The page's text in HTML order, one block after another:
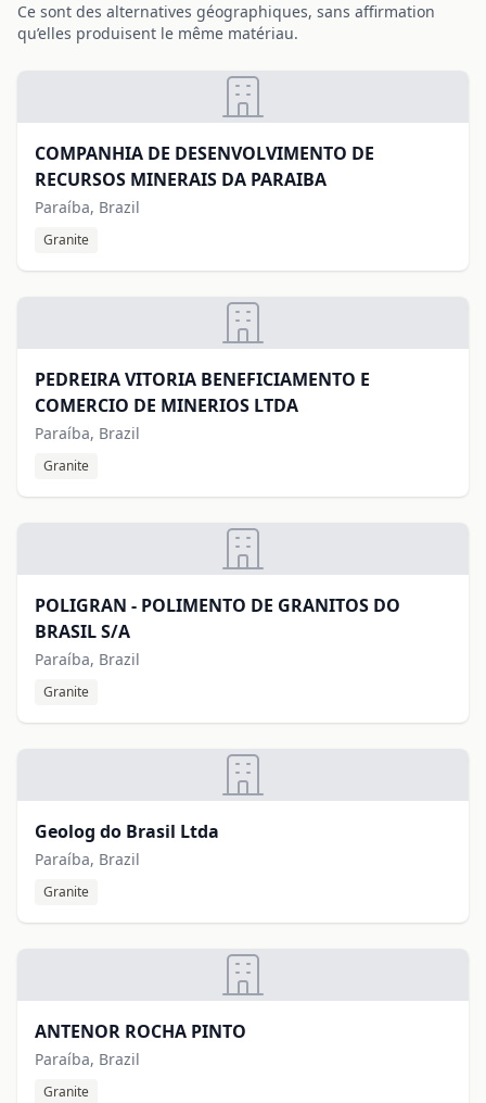
Ce sont des alternatives géographiques, sans affirmation
qu’elles produisent le même matériau.
COMPANHIA DE DESENVOLVIMENTO DE
RECURSOS MINERAIS DA PARAIBA
Paraíba, Brazil
Granite
PEDREIRA VITORIA BENEFICIAMENTO E
COMERCIO DE MINERIOS LTDA
Paraíba, Brazil
Granite
POLIGRAN - POLIMENTO DE GRANITOS DO
BRASIL S/A
Paraíba, Brazil
Granite
Geolog do Brasil Ltda
Paraíba, Brazil
Granite
ANTENOR ROCHA PINTO
Paraíba, Brazil
Granite